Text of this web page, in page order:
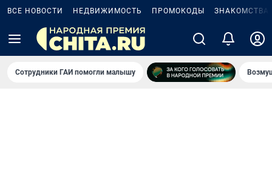
ВСЕ НОВОСТИ НЕДВИЖИМОСТЬ ПРОМОКОДЫ ЗНАКОМСТВА
Сотрудники ГАИ помогли малышу